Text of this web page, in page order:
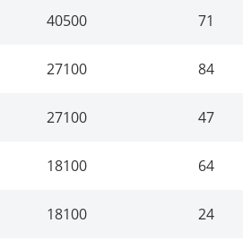
40500 71
27100 84
27100 47
18100 64
18100 24